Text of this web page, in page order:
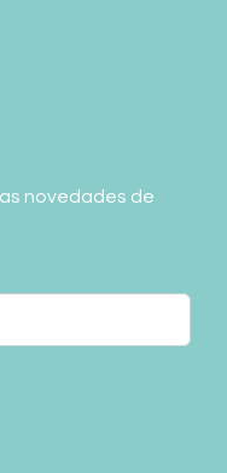
novedades de